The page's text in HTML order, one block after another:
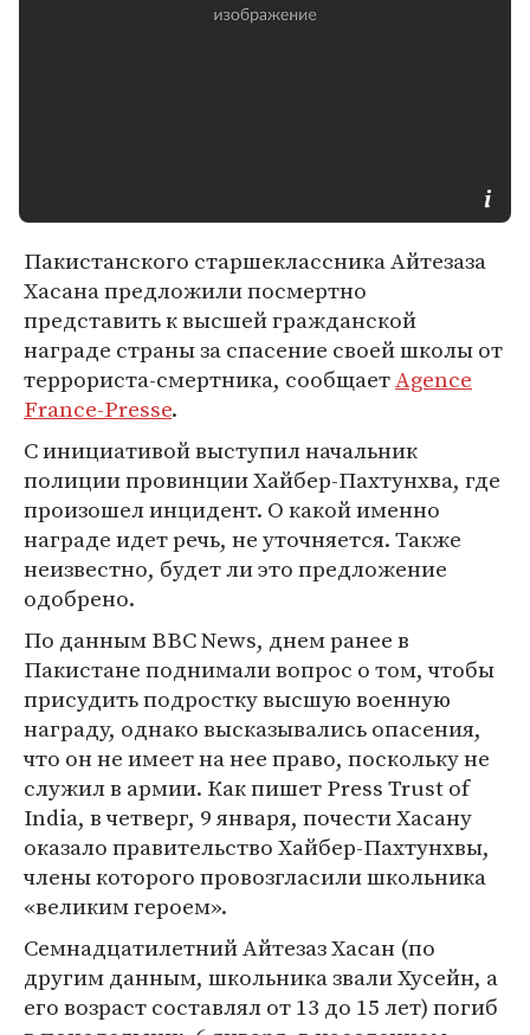
Пакистанского старшеклассника Айтезаза
Хасана предложили посмертно
представить к высшей гражданской
награде страны за спасение своей школы от
террориста-смертника, сообщаетAgence
France-Presse.
С инициативой выступил начальник
полиции провинции Хайбер-Пахтунхва, где
произошел инцидент. О какой именно
награде идет речь, не уточняется. Также
неизвестно, будет ли это предложение
одобрено.
По данным BBC News, днем ранее в
Пакистане поднимали вопрос о том, чтобы
присудить подростку высшую военную
награду, однако высказывались опасения,
что он не имеет на нее право, поскольку не
служил в армии. Как пишет Press Trust of
India, в четверг, 9 января, почести Хасану
оказало правительство Хайбер-Пахтунхвы,
члены которого провозгласили школьника
«великим героем».
Семнадцатилетний Айтезаз Хасан (по
другим данным, школьника звали Хусейн, а
его возраст составлял от 13 до 15 лет) погиб